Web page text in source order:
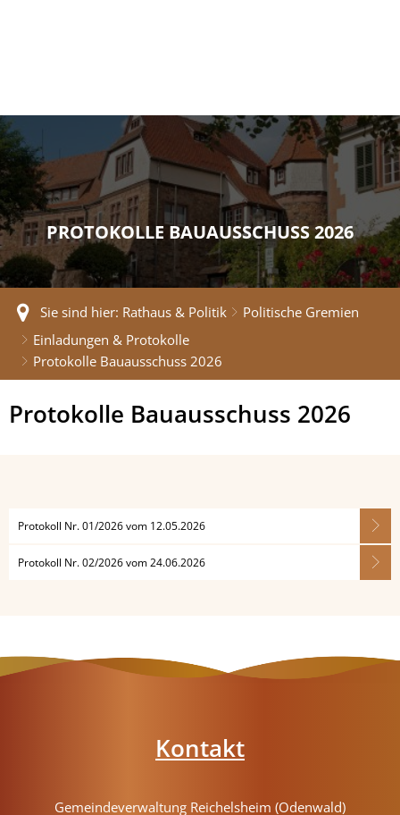
PROTOKOLLE BAUAUSSCHUSS 2026
Sie sind hier: Rathaus & Politik
Politische Gremien
Einladungen & Protokolle
Protokolle Bauausschuss 2026
Protokolle
Protokolle Bauausschuss 2026
Protokoll Nr. 01/2026 vom 12.05.2026
Protokoll Nr. 02/2026 vom 24.06.2026
Kontakt
Gemeindeverwaltung Reichelsheim (Odenwald)